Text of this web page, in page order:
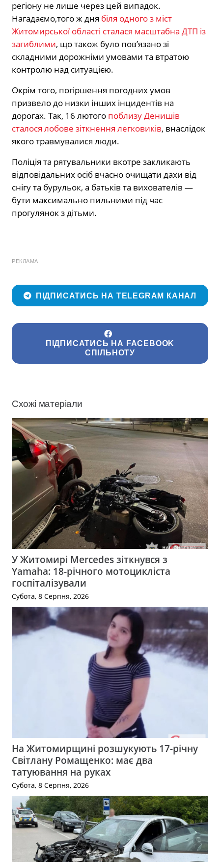
регіону не лише через цей випадок.
Нагадаємо,того ж дня біля одного з міст
Житомирської області сталася масштабна ДТП із
загиблими, що також було пов’язано зі
складними дорожніми умовами та втратою
контролю над ситуацією.
Окрім того, погіршення погодних умов
призвело до низки інших інцидентів на
дорогах. Так, 16 лютого поблизу Денишів
сталося лобове зіткнення легковиків, внаслідок
якого травмувалися люди.
Поліція та рятувальники вкотре закликають
відповідальних осіб вчасно очищати дахи від
снігу та бурульок, а батьків та вихователів —
бути максимально пильними під час
прогулянок з дітьми.
РЕКЛАМА
ПІДПИСАТИСЬ НА TELEGRAM КАНАЛ
ПІДПИСАТИСЬ НА FACEBOOK
СПІЛЬНОТУ
Схожі матеріали
У Житомирі Mercedes зіткнувся з
Yamaha: 18-річного мотоцикліста
госпіталізували
Субота, 8 Серпня, 2026
На Житомирщині розшукують 17-річну
Світлану Ромащенко: має два
татуювання на руках
Субота, 8 Серпня, 2026